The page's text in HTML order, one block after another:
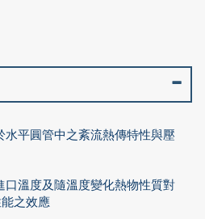
水平圓管中之紊流熱傳特性與壓
口溫度及隨溫度變化熱物性質對
之效應